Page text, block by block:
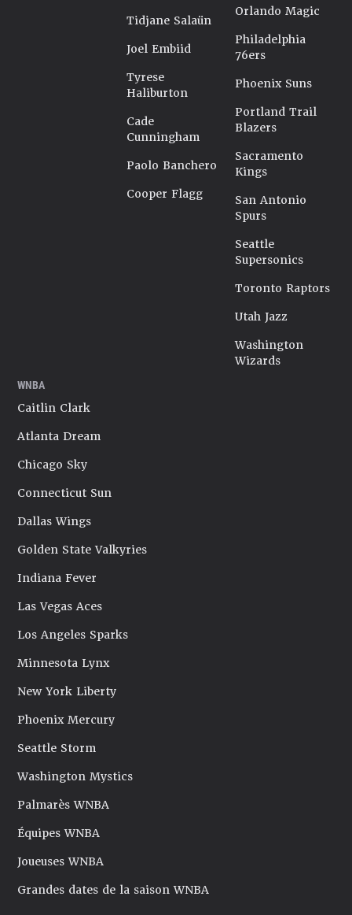
Tidjane Salaün
Joel Embiid
Tyrese
Haliburton
Cade
Cunningham
Paolo Banchero
Cooper Flagg
Orlando Magic
Philadelphia
76ers
Phoenix Suns
Portland Trail
Blazers
Sacramento
Kings
San Antonio
Spurs
Seattle
Supersonics
Toronto Raptors
Utah Jazz
Washington
Wizards
WNBA
Caitlin Clark
Atlanta Dream
Chicago Sky
Connecticut Sun
Dallas Wings
Golden State Valkyries
Indiana Fever
Las Vegas Aces
Los Angeles Sparks
Minnesota Lynx
New York Liberty
Phoenix Mercury
Seattle Storm
Washington Mystics
Palmarès WNBA
Équipes WNBA
Joueuses WNBA
Grandes dates de la saison WNBA